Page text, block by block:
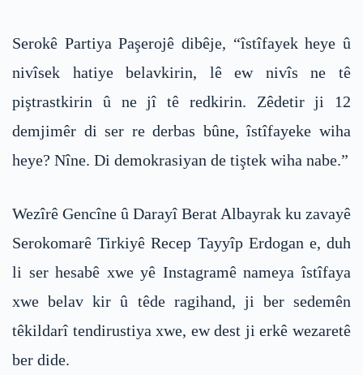
Serokê Partiya Paşerojê dibêje, “îstîfayek heye û
nivîsek hatiye belavkirin, lê ew nivîs ne tê
piştrastkirin û ne jî tê redkirin. Zêdetir ji 12
demjimêr di ser re derbas bûne, îstîfayeke wiha
heye? Nîne. Di demokrasiyan de tiştek wiha nabe.”
Wezîrê Gencîne û Darayî Berat Albayrak ku zavayê
Serokomarê Tirkiyê Recep Tayyîp Erdogan e, duh
li ser hesabê xwe yê Instagramê nameya îstîfaya
xwe belav kir û têde ragihand, ji ber sedemên
têkildarî tendirustiya xwe, ew dest ji erkê wezaretê
ber dide.